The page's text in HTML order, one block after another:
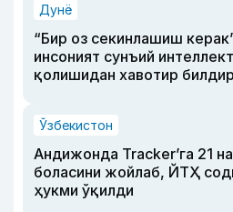
Дунё
“Бир оз секинлашиш
инсоният сунъий
қолишидан хавотир
Ўзбекистон
Андижонда Tracker’га 21
боласини жойлаб, ЙТҲ
ҳукми ўқилди